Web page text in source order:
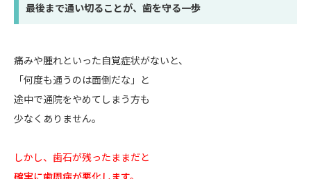
最後まで通い切ることが、歯を守る一歩
痛みや腫れといった自覚症状がないと、
「何度も通うのは面倒だな」と
途中で通院をやめてしまう方も
少なくありません。
しかし、歯石が残ったままだと
確実に歯周病が悪化します。